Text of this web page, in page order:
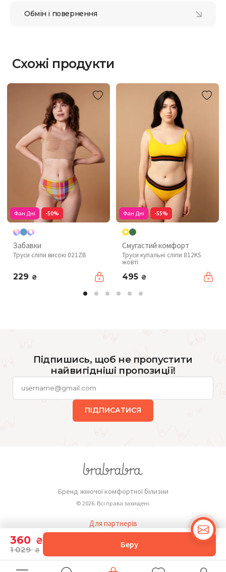
360 ₴
1 029 ₴
Беру
Обмін і повернення
Схожі продукти
Фан Дні -50%
Забавки
Труси сліпи високі 021ZB
229 ₴
Фан Дні -55%
Смугастий комфорт
Труси купальні сліпи 812KS
жовті
495 ₴
Підпишись, щоб не пропустити
найвигідніші пропозиції!
ПІДПИСАТИСЯ
Бренд жіночої комфортної білизни
© 2026. Всі права захищені.
Для партнерів